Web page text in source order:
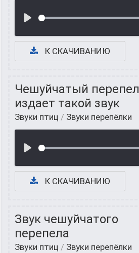
К СКАЧИВАНИЮ
Чешуйчатый перепел
издает такой звук
Звуки птиц / Звуки перепёлки
К СКАЧИВАНИЮ
Звук чешуйчатого
перепела
Звуки птиц / Звуки перепёлки